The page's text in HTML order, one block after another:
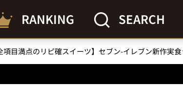
RANKING SEARCH